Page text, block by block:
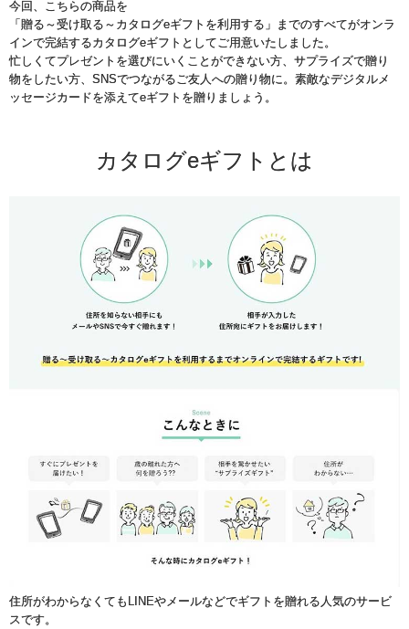
今回、こちらの商品を
「贈る～受け取る～カタログeギフトを利用する」までのすべてがオンラ
インで完結するカタログeギフトとしてご用意いたしました。
忙しくてプレゼントを選びにいくことができない方、サプライズで贈り
物をしたい方、SNSでつながるご友人への贈り物に。素敵なデジタルメ
ッセージカードを添えてeギフトを贈りましょう。
カタログeギフトとは
住所がわからなくてもLINEやメールなどでギフトを贈れる人気のサービ
スです。